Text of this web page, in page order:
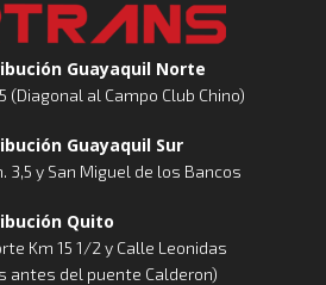
Guayaquil Norte
(Diagonal al Campo Club Chino)
Guayaquil Sur
3,5 y San Miguel de los Bancos
Quito
Km 15 1/2 y Calle Leonidas
antes del puente Calderon)